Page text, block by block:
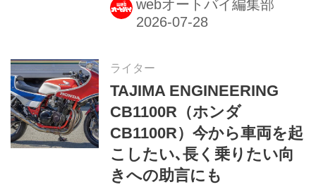
webオートバイ編集部
ライター
TAJIMA ENGINEERING
CB1100R（ホンダ
CB1100R）今から車両を起
こしたい､長く乗りたい向
きへの助言にも